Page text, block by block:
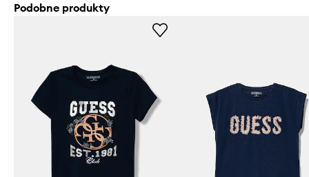
Podobne produkty